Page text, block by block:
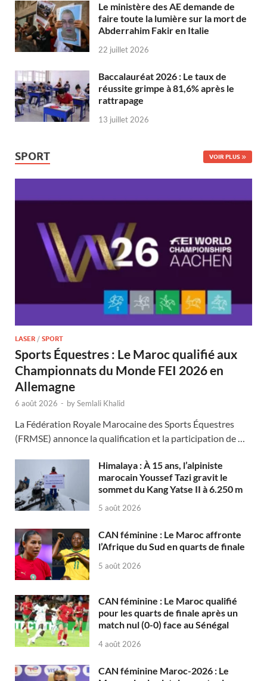
Le ministère des AE demande de
faire toute la lumière sur la mort de
Abderrahim Fakir en Italie
22 juillet 2026
Baccalauréat 2026 : Le taux de
réussite grimpe à 81,6% après le
rattrapage
13 juillet 2026
SPORT VOIR PLUS
LASER / SPORT
Sports Équestres : Le Maroc qualifié aux
Championnats du Monde FEI 2026 en
Allemagne
6 août 2026 - bySemlali Khalid
La Fédération Royale Marocaine des Sports Équestres
(FRMSE) annonce la qualification et la participation de …
Himalaya : À 15 ans, l’alpiniste
marocain Youssef Tazi gravit le
sommet du Kang Yatse II à 6.250 m
5 août 2026
CAN féminine : Le Maroc affronte
l’Afrique du Sud en quarts de finale
5 août 2026
CAN féminine : Le Maroc qualifié
pour les quarts de finale après un
match nul (0-0) face au Sénégal
4 août 2026
CAN féminine Maroc-2026 : Le